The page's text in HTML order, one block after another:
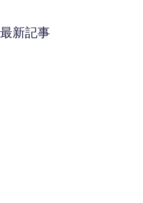
最新記事